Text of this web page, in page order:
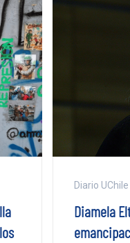
Diario UChile
Diamela